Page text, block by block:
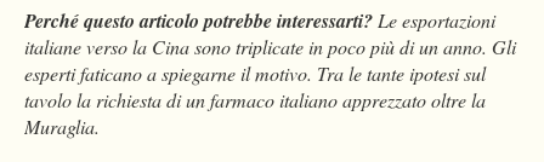
Perché questo articolo potrebbe interessarti?Le esportazioni
italiane verso la Cina sono triplicate in poco più di un anno. Gli
esperti faticano a spiegarne il motivo. Tra le tante ipotesi sul
tavolo la richiesta di un farmaco italiano apprezzato oltre la
Muraglia.